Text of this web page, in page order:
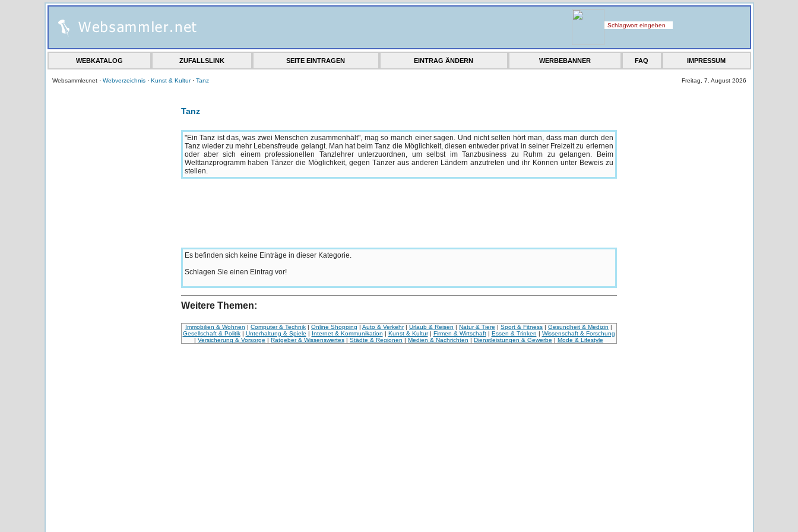
WEBKATALOG ZUFALLSLINK SEITE EINTRAGEN EINTRAG ÄNDERN WERBEBANNER FAQ IMPRESSUM
Websammler.net · Webverzeichnis· Kunst & Kultur· Tanz Freitag, 7. August 2026
Tanz
"Ein Tanz ist das, was zwei Menschen zusammenhält", mag so manch einer sagen. Und nicht selten hört man, dass man durch den
Tanz wieder zu mehr Lebensfreude gelangt. Man hat beim Tanz die Möglichkeit, diesen entweder privat in seiner Freizeit zu erlernen
oder aber sich einem professionellen Tanzlehrer unterzuordnen, um selbst im Tanzbusiness zu Ruhm zu gelangen. Beim
Welttanzprogramm haben Tänzer die Möglichkeit, gegen Tänzer aus anderen Ländern anzutreten und ihr Können unter Beweis zu
stellen.
Es befinden sich keine Einträge in dieser Kategorie.
Schlagen Sie einen Eintrag vor!
Weitere Themen:
Immobilien & Wohnen | Computer & Technik | Online Shopping | Auto & Verkehr| Urlaub & Reisen | Natur & Tiere | Sport & Fitness | Gesundheit & Medizin |
Gesellschaft & Politik| Unterhaltung & Spiele | Internet & Kommunikation | Kunst & Kultur| Firmen & Wirtschaft| Essen & Trinken | Wissenschaft & Forschung
| Versicherung & Vorsorge | Ratgeber & Wissenswertes | Städte & Regionen | Medien & Nachrichten | Dienstleistungen & Gewerbe | Mode & Lifestyle